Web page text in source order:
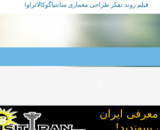
فیلم روند تفکر طراحی معماری سانتیاگوکالاتراوا